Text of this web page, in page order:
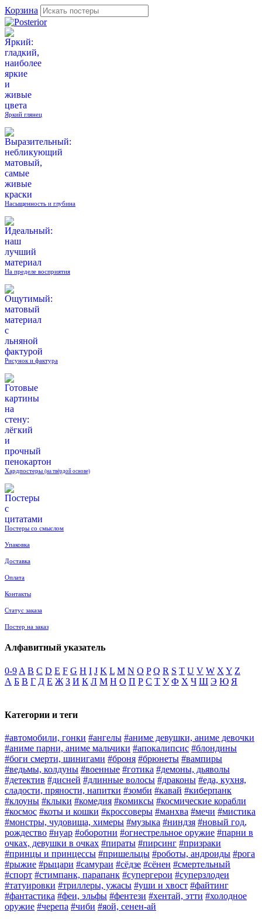
Корзина
Яркий глянец
Насыщенность и глубина
На пределе восприятия
Рисунок и фактура
Хардпостеры (на твёрдой основе)
Постеры со смыслом
Упаковка
Доставка
Оплата
Контакты
Статус заказа
Постер на заказ
Алфавитный указатель
0-9 A B C D E F G H I J K L M N O P Q R S T U V W X Y Z
А Б В Г Д Е Ж З И К Л М Н О П Р С Т У Ф Х Ч Ш Э Ю Я
Категории и теги
#автомобили, гонки #ангелы #аниме девушки, аниме девочки
#аниме парни, аниме мальчики #апокалипсис #блондины
#боги смерти, шинигами #броня #брюнеты #вампиры
#ведьмы, колдуны #военные #готика #демоны, дьяволы
#детектив #дисней #длинные волосы #драконы #еда, кухня,
сладости, пряности, напитки #зомби #кавай #киберпанк
#клоуны #клыки #комедия #комиксы #космические корабли
#космос #коты и кошки #кроссоверы #манхва #мечи #мистика
#монстры, чудовища, химеры #музыка #ниндзя #новый год,
рождество #нуар #оборотни #огнестрельное оружие #парни в
очках, девушки в очках #пираты #пирсинг #призраки
#принцы и принцессы #пришельцы #роботы, андроиды #рога
#рыжие #рыцари #самураи #сёдзе #сёнен #смертельный
#спорт #стимпанк, парапанк #супергерои #суперзлодеи
#татуировки #триллеры, ужасы #уши и хвост #файтинг
#фантастика #феи, эльфы #фентези #хентай, этти #холодное
оружие #черепа #чиби #яой, сенен-ай